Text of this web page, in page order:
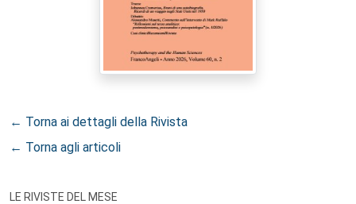
← Torna ai dettagli della Rivista
← Torna agli articoli
LE RIVISTE DEL MESE